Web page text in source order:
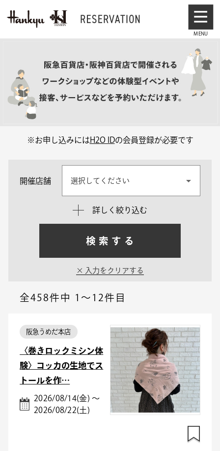
※お申し込みにはH2O IDの会員登録が必要です
開催店舗 選択してください
詳しく絞り込む
検索する
入力をクリアする
全458件中 1～12件目
阪急うめだ本店
〈巻きロックミシン体
験〉コッカの生地でス
トールを作…
2026/08/14(金) ～
2026/08/22(土)